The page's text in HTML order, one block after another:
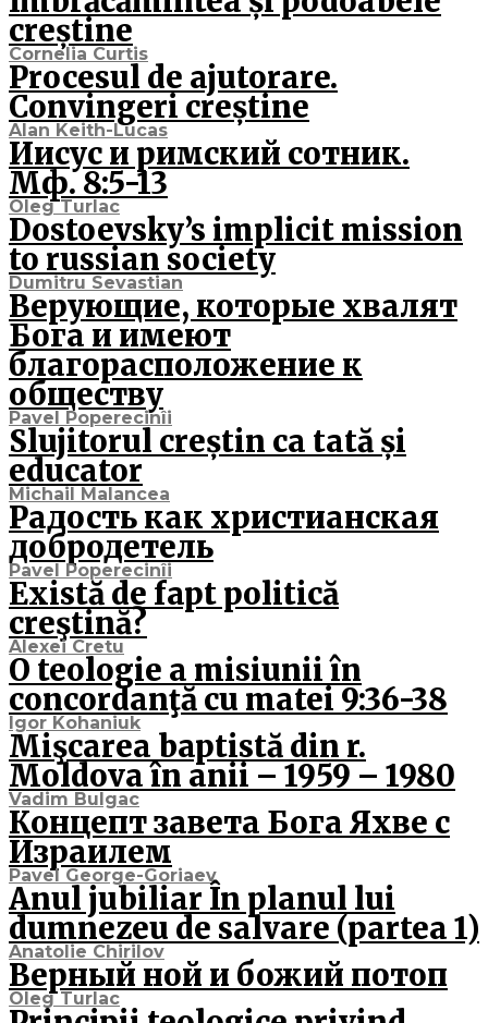
creștine
Cornelia Curtis
Procesul de ajutorare.
Convingeri creștine
Alan Keith-Lucas
Иисус и римский сотник.
Мф. 8:5-13
Oleg Turlac
Dostoevsky’s implicit mission
to russian society
Dumitru Sevastian
Верующие, которые хвалят
Бога и имеют
благорасположение к
обществу
Pavel Poperecinîi
Slujitorul creștin ca tată și
educator
Michail Malancea
Радость как христианская
добродетель
Pavel Poperecinîi
Există de fapt politică
creştină?
Alexei Cretu
O teologie a misiunii în
concordanţă cu matei 9:36-38
Igor Kohaniuk
Mişcarea baptistă din r.
Moldova în anii – 1959 – 1980
Vadim Bulgac
Концепт завета Бога Яхве с
Израилем
Pavel George-Goriaev
Anul jubiliar În planul lui
dumnezeu de salvare (partea 1)
Anatolie Chirilov
Верный ной и божий потоп
Oleg Turlac